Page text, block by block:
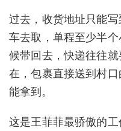
过去，收货地址只能
车去取，单程至少半
候带回去，快递往往
在，包裹直接送到村
能拿到。
这是王菲菲最骄傲的